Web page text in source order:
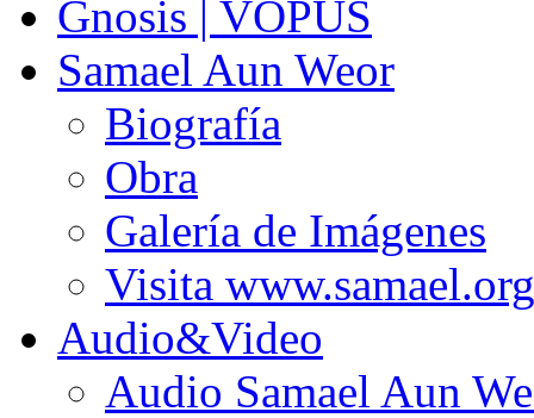
Gnosis | VOPUS
Samael Aun Weor
Biografía
Obra
Galería de Imágenes
Visita www.samael.org
Audio&Video
Audio Samael Aun